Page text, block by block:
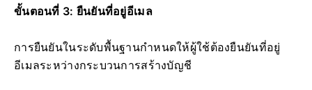
ขั้นตอนที่ 3: ยืนยันที่อยู่อีเมล
การยืนยันในระดับพื้นฐานกำหนดให้ผู้ใช้ต้องยืนยันที่อยู่
อีเมลระหว่างกระบวนการสร้างบัญชี